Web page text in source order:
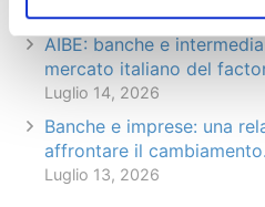
AIBE: banche e
mercato italiano del
Luglio 14, 2026
Banche e imprese: una
affrontare il cambiamento.
Luglio 13, 2026